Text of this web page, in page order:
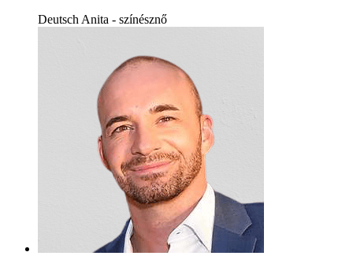
Deutsch Anita - színésznő